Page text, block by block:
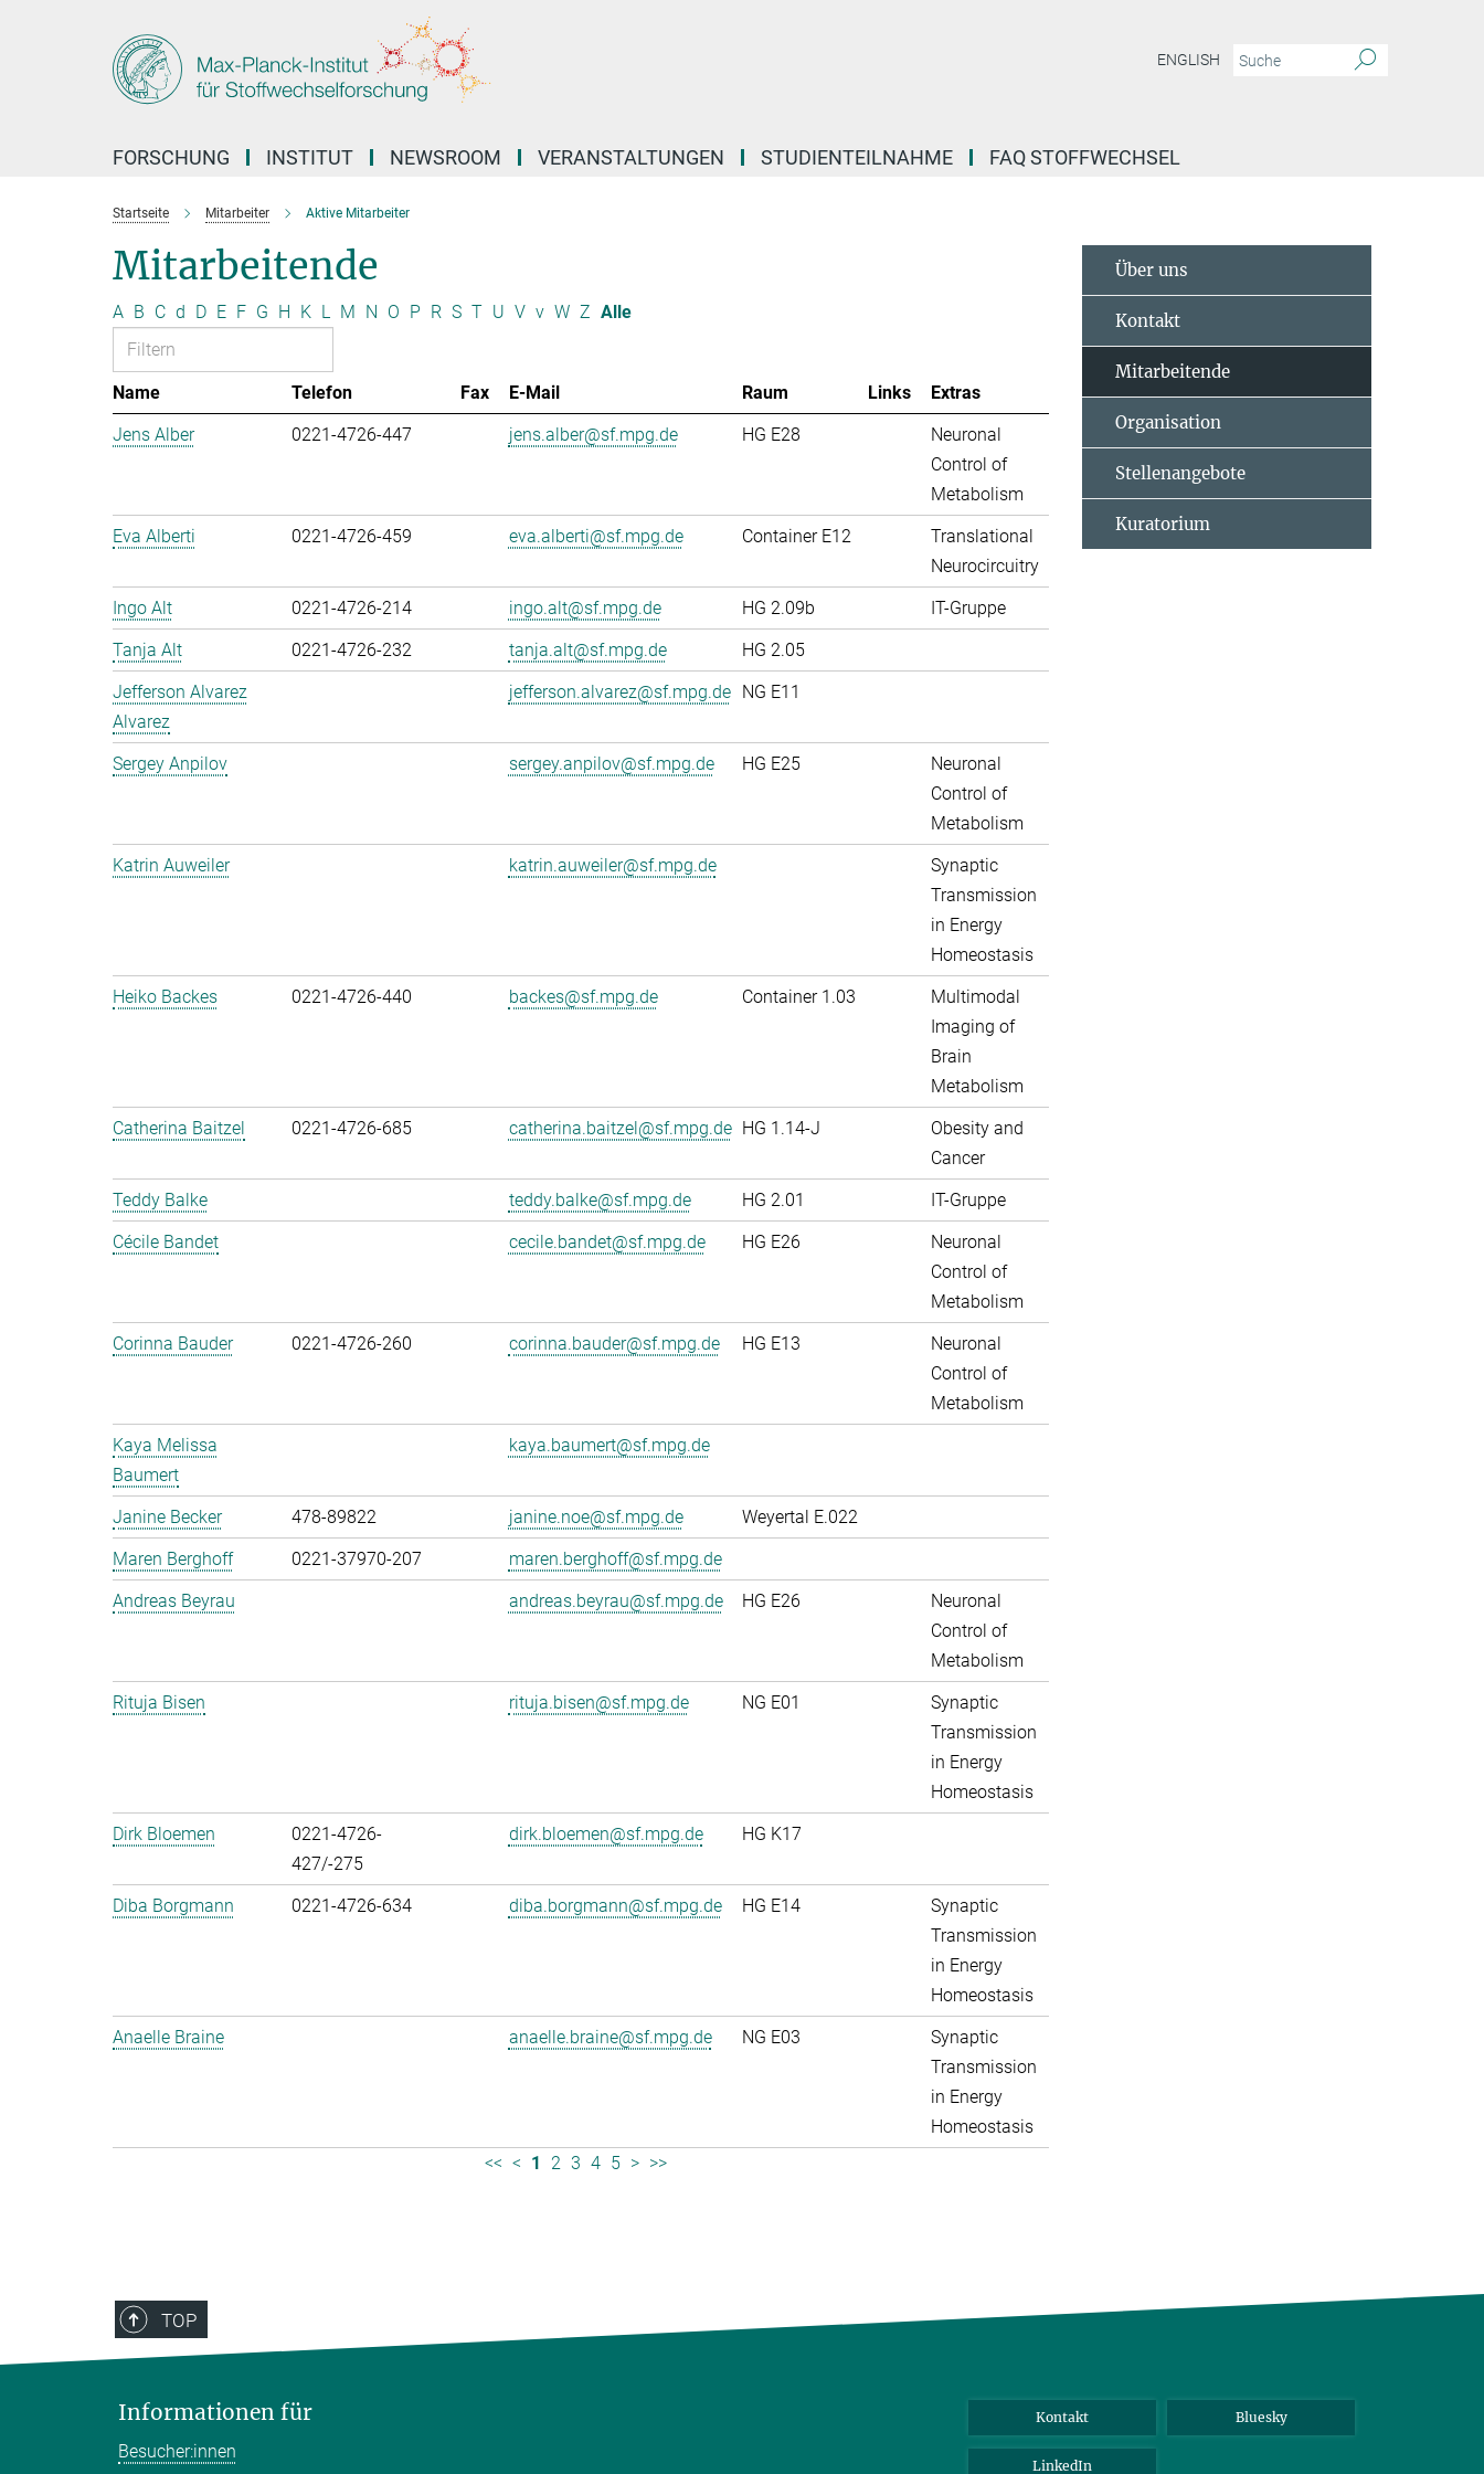
ENGLISH
FORSCHUNG INSTITUT NEWSROOM VERANSTALTUNGEN STUDIENTEILNAHME FAQ STOFFWECHSEL
Startseite Mitarbeiter Aktive Mitarbeiter
Mitarbeitende
A B C d D E F G H K L M N O P R S T U V v W Z Alle
Name Telefon Fax E-Mail Raum Links
Extras
Jens Alber
0221-4726-447 jens.alber@sf.mpg.de HG E28
Neuronal
Control of
Metabolism
Eva Alberti
0221-4726-459 eva.alberti@sf.mpg.de Container E12
Translational
Neurocircuitry
Ingo Alt
0221-4726-214 ingo.alt@sf.mpg.de HG 2.09b
IT-Gruppe
Tanja Alt
0221-4726-232 tanja.alt@sf.mpg.de
HG 2.05
Jefferson Alvarez
Alvarez
jefferson.alvarez@sf.mpg.de NG E11
Sergey Anpilov sergey.anpilov@sf.mpg.de HG E25
Neuronal
Control of
Metabolism
Katrin Auweiler
katrin.auweiler@sf.mpg.de
Synaptic
Transmission
in Energy
Homeostasis
Heiko Backes
0221-4726-440 backes@sf.mpg.de Container 1.03
Multimodal
Imaging of
Brain
Metabolism
Catherina Baitzel
0221-4726-685 catherina.baitzel@sf.mpg.de HG 1.14-J
Obesity and
Cancer
Teddy Balke
teddy.balke@sf.mpg.de HG 2.01
IT-Gruppe
Cécile Bandet
cecile.bandet@sf.mpg.de HG E26
Neuronal
Control of
Metabolism
Corinna Bauder
0221-4726-260 corinna.bauder@sf.mpg.de HG E13
Neuronal
Control of
Metabolism
Kaya Melissa
Baumert
kaya.baumert@sf.mpg.de
Janine Becker 478-89822 janine.noe@sf.mpg.de
Weyertal E.022
Maren Berghoff
0221-37970-207
maren.berghoff@sf.mpg.de
Andreas Beyrau
andreas.beyrau@sf.mpg.de HG E26
Neuronal
Control of
Metabolism
Rituja Bisen
rituja.bisen@sf.mpg.de NG E01
Synaptic
Transmission
in Energy
Homeostasis
Dirk Bloemen
0221-4726-
427/-275
dirk.bloemen@sf.mpg.de HG K17
Diba Borgmann 0221-4726-634 diba.borgmann@sf.mpg.de HG E14
Synaptic
Transmission
in Energy
Homeostasis
Anaelle Braine
anaelle.braine@sf.mpg.de NG E03
Synaptic
Transmission
in Energy
Homeostasis
<< < 1 2 3 4 5 > >>
Über uns
Kontakt
Mitarbeitende
Organisation
Stellenangebote
Kuratorium
TOP
Informationen für
Besucher:innen
Kontakt Bluesky
LinkedIn